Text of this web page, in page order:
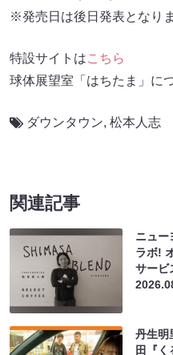
※発売日は後日発表となりま
特設サイトはこちら
球体展望室「はちたま」に
ダウンタウン, 松本人志
関連記事
ニュー
ラボ!
サービ
丹生明
田『